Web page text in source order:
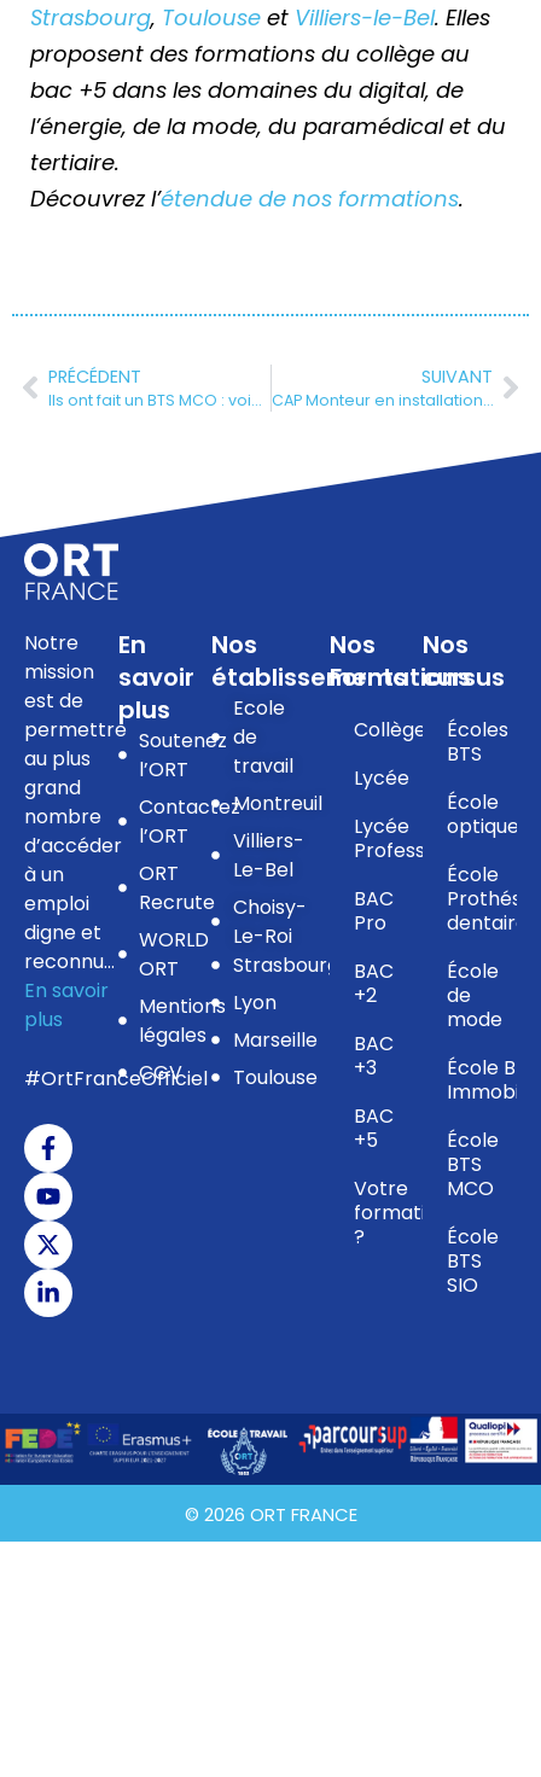
Strasbourg, Toulouse et Villiers-le-Bel. Elles
proposent des formations du collège au
bac +5 dans les domaines du digital, de
l’énergie, de la mode, du paramédical et du
tertiaire.
Découvrez l’étendue de nos formations.
PRÉCÉDENT
Ils ont fait un BTS MCO : voici où ils travaillent aujourd’hui
SUIVANT
CAP Monteur en installations sanitaires : Ilan raconte sa nouvelle vie sur les chantiers
Notre
mission
est de
permettre
au plus
grand
nombre
d’accéder
à un
emploi
digne et
reconnu…
En savoir
plus
#OrtFranceOfficiel
En
savoir
plus
Soutenez
l’ORT
Contactez
l’ORT
ORT
Recrute
WORLD
ORT
Mentions
légales
CGV
Nos
établissements
Ecole
de
travail
Montreuil
Villiers-
Le-Bel
Choisy-
Le-Roi
Strasbourg
Lyon
Marseille
Toulouse
Nos
Formations
Collège
Lycée
Lycée
Professionnel
BAC
Pro
BAC
+2
BAC
+3
BAC
+5
Votre
formation
?
Nos
cursus
Écoles
BTS
École
optique
École
dentaire
École
de
mode
École BTS
École
BTS
MCO
École
BTS
SIO
© 2026 ORT FRANCE